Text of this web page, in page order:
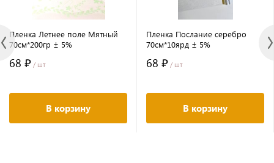
Пленка Летнее поле Мятный
70см*200гр ± 5%
68 ₽ / шт
В корзину
Пленка Послание серебро
70см*10ярд ± 5%
68 ₽ / шт
В корзину